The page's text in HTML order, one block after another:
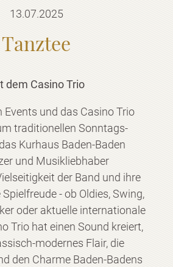
13.07.2025
Tanztee
dem Casino Trio
Events und das Casino Trio
traditionellen Sonntags-
Kurhaus Baden-Baden
und Musikliebhaber
der Band und ihre
- ob Oldies, Swing,
oder aktuelle internationale
Trio hat einen Sound kreiert,
modernes Flair, die
den Charme Baden-Badens